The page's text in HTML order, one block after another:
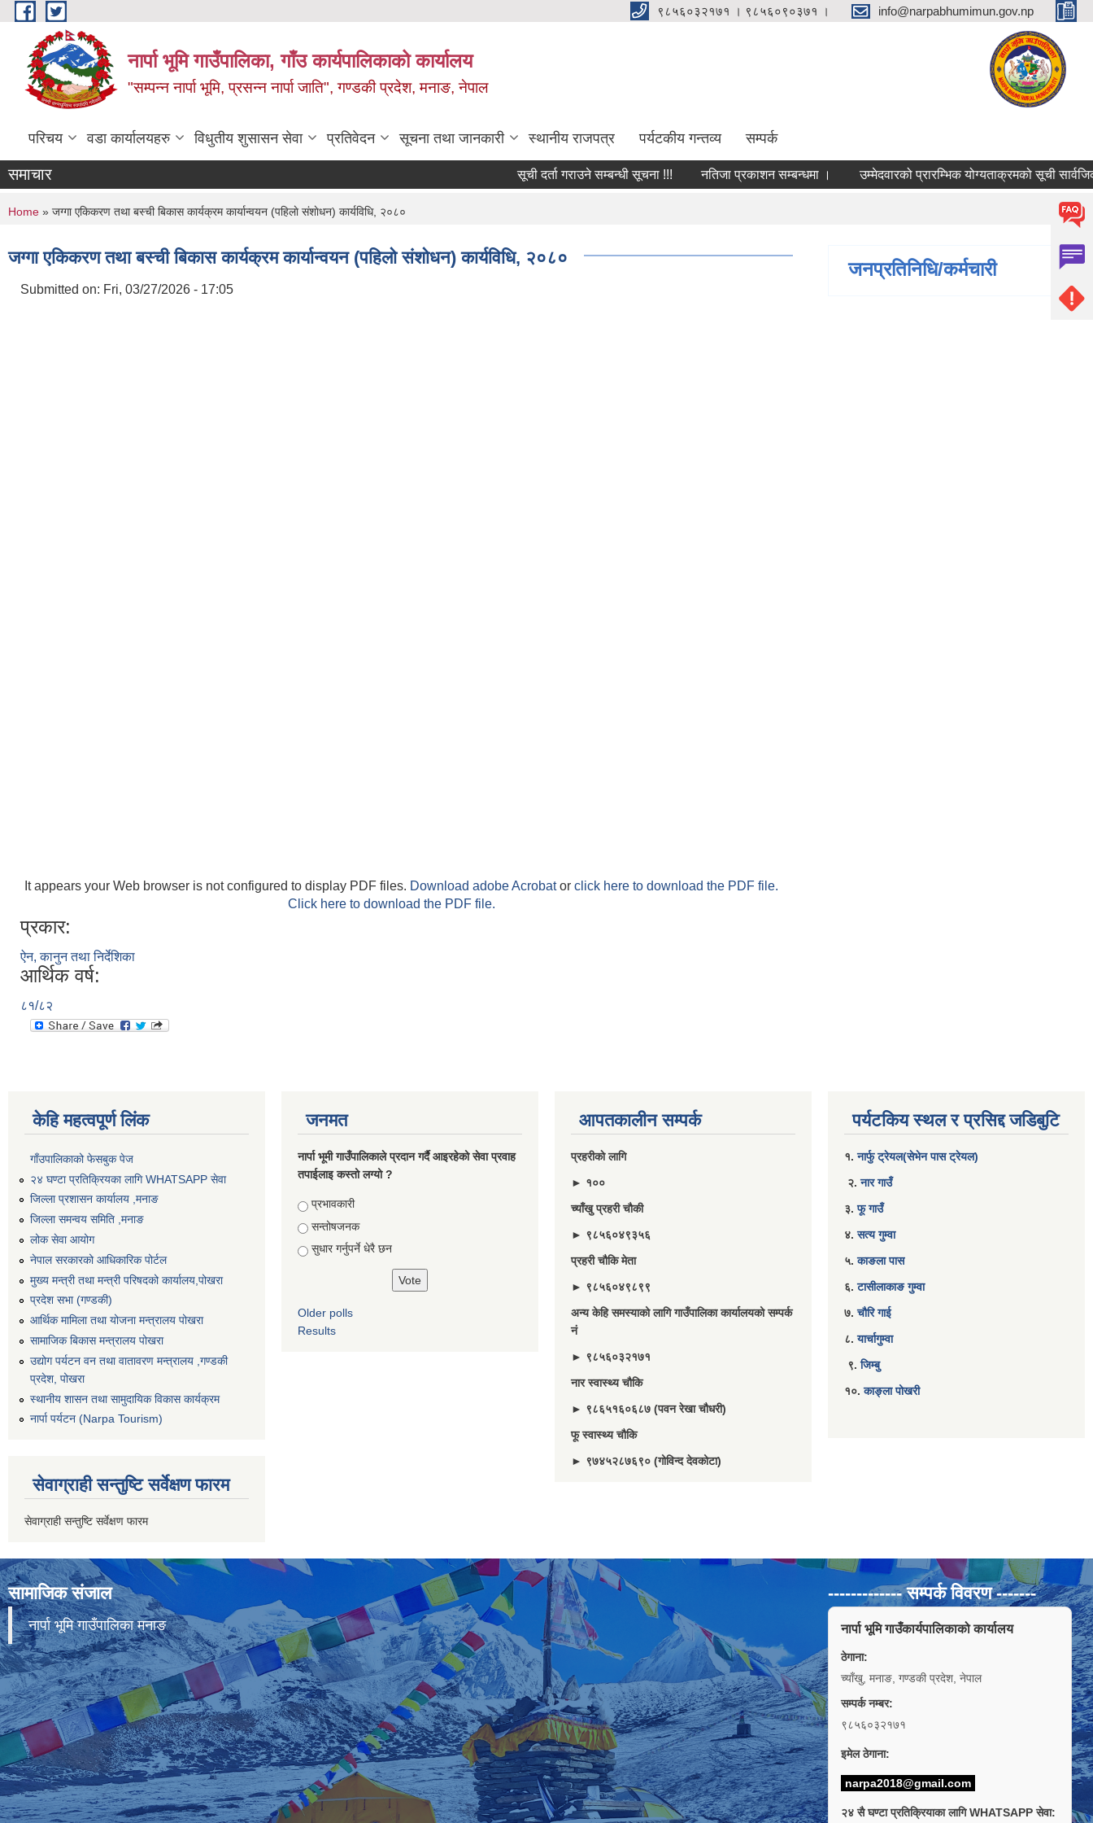
Skip to main content ९८५६०३२१७१ । ९८५६०९०३७१ । info@narpabhumimun.gov.np
नार्पा भूमि गाउँपालिका, गाँउ कार्यपालिकाको कार्यालय
"सम्पन्न नार्पा भूमि, प्रसन्न नार्पा जाति", गण्डकी प्रदेश, मनाङ, नेपाल
परिचय वडा कार्यालयहरु विधुतीय शुसासन सेवा प्रतिवेदन सूचना तथा जानकारी स्थानीय राजपत्र पर्यटकीय गन्तव्य सम्पर्क
समाचार सूची दर्ता गराउने सम्बन्धी सूचना !!! नतिजा प्रकाशन सम्बन्धमा । उम्मेदवारको प्रारम्भिक योग्यताक्रमको सूची सार्वजिक
You are here
Home » जग्गा एकिकरण तथा बस्ची बिकास कार्यक्रम कार्यान्वयन (पहिलाे संशाेधन) कार्यविधि, २०८०
जग्गा एकिकरण तथा बस्ची बिकास कार्यक्रम कार्यान्वयन (पहिलाे संशाेधन) कार्यविधि, २०८०
Submitted on: Fri, 03/27/2026 - 17:05
It appears your Web browser is not configured to display PDF files. Download adobe Acrobator click here to download the PDF file.
Click here to download the PDF file.
प्रकार:
ऐन, कानुन तथा निर्देशिका
आर्थिक वर्ष:
८१/८२
जनप्रतिनिधि/कर्मचारी
केहि महत्वपूर्ण लिंक
गाँउपालिकाको फेसबुक पेज
२४ घण्टा प्रतिक्रियका लागि WHATSAPP सेवा
जिल्ला प्रशासन कार्यालय ,मनाङ
जिल्ला समन्वय समिति ,मनाङ
लोक सेवा आयोग
नेपाल सरकारको आधिकारिक पोर्टल
मुख्य मन्त्री तथा मन्त्री परिषदको कार्यालय,पोखरा
प्रदेश सभा (गण्डकी)
आर्थिक मामिला तथा योजना मन्त्रालय पोखरा
सामाजिक बिकास मन्त्रालय पोखरा
उद्योग पर्यटन वन तथा वातावरण मन्त्रालय ,गण्डकी
प्रदेश, पोखरा
स्थानीय शासन तथा सामुदायिक विकास कार्यक्रम
नार्पा पर्यटन (Narpa Tourism)
सेवाग्राही सन्तुष्टि सर्वेक्षण फारम
सेवाग्राही सन्तुष्टि सर्वेक्षण फारम
जनमत
नार्पा भूमी गाउँपालिकाले प्रदान गर्दै आइरहेको सेवा प्रवाह
तपाईलाइ कस्तो लग्यो ?
Choices
प्रभावकारी
सन्तोषजनक
सुधार गर्नुपर्ने धेरै छन
Older polls
Results
आपतकालीन सम्पर्क
प्रहरीकाे लागि
► १००
च्याँखु प्रहरी चाैकी
► ९८५६०४९३५६
प्रहरी चौकि मेता
► ९८५६०४९८९९
अन्य केहि समस्याको लागि गाउँपालिका कार्यालयको सम्पर्क
नं
► ९८५६०३२१७१
नार स्वास्थ्य चौकि
► ९८६५१६०६८७ (पवन रेखा चौधरी)
फू स्वास्थ्य चौकि
► ९७४५२८७६९० (गोविन्द देवकोटा)
पर्यटकिय स्थल र प्रसिद्द जडिबुटि
१.नार्फु ट्रेयल(सेभेन पास ट्रेयल)
२.नार गाउँ
३.फू गाउँ
४.सत्य गुम्वा
५.काङला पास
६.टासीलाकाङ गुम्वा
७.चौरि गाई
८.यार्चागुम्वा
९.जिम्बु
१०.काङ्ला पोखरी
सामाजिक संजाल
नार्पा भूमि गाउँपालिका मनाङ
------------- सम्पर्क विवरण -------
नार्पा भूमि गाउँकार्यपालिकाको कार्यालय
ठेगाना:
च्याँखु, मनाङ, गण्डकी प्रदेश, नेपाल
सम्पर्क नम्बर:
९८५६०३२१७१
इमेल ठेगाना:
narpa2018@gmail.com
२४ सै घण्टा प्रतिक्रियाका लागि WHATSAPP सेवा: